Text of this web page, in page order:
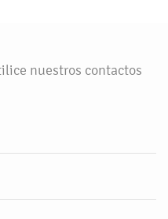
nuestros contactos